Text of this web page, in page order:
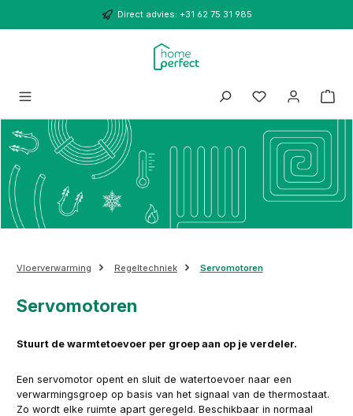
Ga naar de hoofdinhoudDirect advies: +31 62 75 31 985
Vloerverwarming Regeltechniek Servomotoren
Servomotoren
Stuurt de warmtetoevoer per groep aan op je verdeler.
Een servomotor opent en sluit de watertoevoer naar een
verwarmingsgroep op basis van het signaal van de thermostaat.
Zo wordt elke ruimte apart geregeld. Beschikbaar in normaal